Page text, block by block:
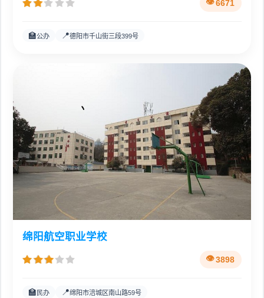
6671
🏫公办 📍德阳市千山街三段399号
绵阳航空职业学校
3898
🏫 民办 📍绵阳市涪城区南山路59号